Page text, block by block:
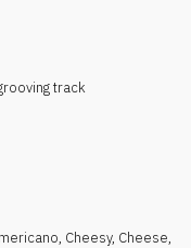
track
, Cheesy, Cheese,